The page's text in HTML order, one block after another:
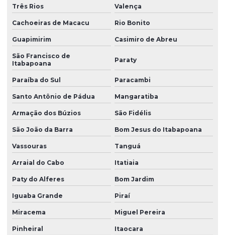
Perfil de borracha epdm
Perfil de borracha silicone
Perfil de borracha para vedação
Perfil de silicone para vedação
Produtos de borracha sob medida
Soluções em borracha industrial
Vedação borracha nitrílica
Venda de anel oring
Venda de anel de vedação
Vulcanização de peças de borracha
Vulcanização de peças de borracha industriais
Três Rios Valença
Cachoeiras de Macacu Rio Bonito
Guapimirim Casimiro de Abreu
São Francisco de
Itabapoana
Paraty
Paraíba do Sul Paracambi
Santo Antônio de Pádua Mangaratiba
Armação dos Búzios São Fidélis
São João da Barra Bom Jesus do Itabapoana
Vassouras Tanguá
Arraial do Cabo Itatiaia
Paty do Alferes Bom Jardim
Iguaba Grande Piraí
Miracema Miguel Pereira
Pinheiral Itaocara